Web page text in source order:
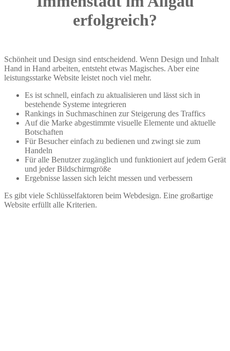
erfolgreich?
Schönheit und Design sind entscheidend. Wenn Design und Inhalt
Hand in Hand arbeiten, entsteht etwas Magisches. Aber eine
leistungsstarke Website leistet noch viel mehr.
Es ist schnell, einfach zu aktualisieren und lässt sich in
bestehende Systeme integrieren
Rankings in Suchmaschinen zur Steigerung des Traffics
Auf die Marke abgestimmte visuelle Elemente und aktuelle
Botschaften
Für Besucher einfach zu bedienen und zwingt sie zum
Handeln
Für alle Benutzer zugänglich und funktioniert auf jedem Gerät
und jeder Bildschirmgröße
Ergebnisse lassen sich leicht messen und verbessern
Es gibt viele Schlüsselfaktoren beim Webdesign. Eine großartige
Website erfüllt alle Kriterien.